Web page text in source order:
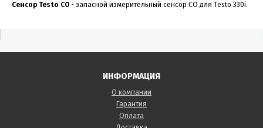
Сенсор Testo CO - запасной измерительный сенсор CO для Testo 330i.
ИНФОРМАЦИЯ
О компании
Гарантия
Оплата